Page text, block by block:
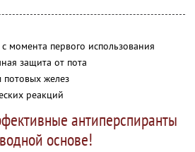
момента первого использования
защита от пота
желез
реакций
антиперспиранты
основе!